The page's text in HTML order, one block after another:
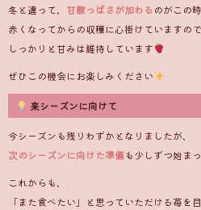
冬と違って、 甘酸っぱさが加わるのがこの
赤くなってからの収穫に心掛けていますので
しっかりと甘みは維持しています
ぜひこの機会にお楽しみください
来シーズンに向けて
今シーズンも残りわずかとなりましたが、
次のシーズンに向けた準備も少しずつ始ま
これからも、
「また食べたい」と思っていただける苺を目